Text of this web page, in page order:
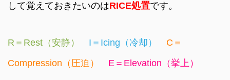
して覚えておきたいのはRICE処置です。
R＝Rest（安静） I＝Icing（冷却）
C＝
Compression（圧迫）
E＝Elevation（挙上）